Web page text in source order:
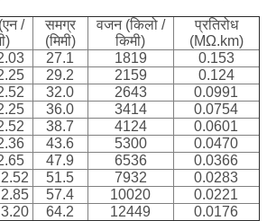
/
समग्र
(मिमी)
वजन (किलो /
किमी)
प्रतिरोध
(MΩ.km)
27.1 1819
0.153
29.2 2159
0.124
32.0 2643
0.0991
36.0 3414
0.0754
38.7 4124
0.0601
43.6 5300
0.0470
47.9 6536
0.0366
51.5 7932
0.0283
57.4 10020
0.0221
64.2 12449
0.0176